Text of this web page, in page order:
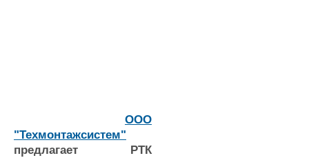
ООО
"Техмонтажсистем"
предлагает РТК